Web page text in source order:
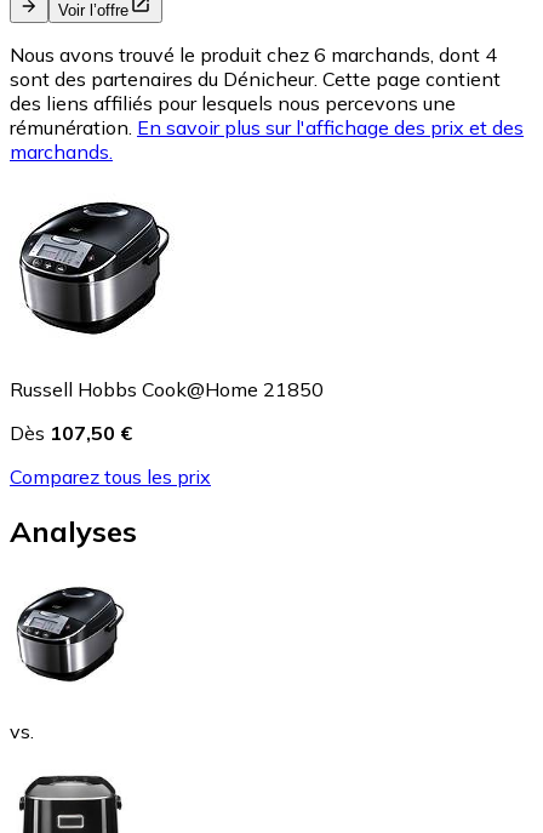
Voir l’offre
Nous avons trouvé le produit chez 6 marchands, dont 4
sont des partenaires du Dénicheur. Cette page contient
des liens affiliés pour lesquels nous percevons une
rémunération. En savoir plus sur l'affichage des prix et des
marchands.
Russell Hobbs Cook@Home 21850
Dès 107,50 €
Comparez tous les prix
Analyses
vs.